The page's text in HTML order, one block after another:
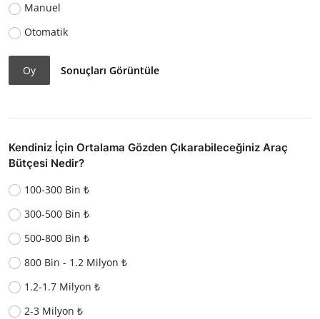
Manuel
Otomatik
Oy Sonuçları Görüntüle
Kendiniz İçin Ortalama Gözden Çıkarabileceğiniz Araç
Bütçesi Nedir?
100-300 Bin ₺
300-500 Bin ₺
500-800 Bin ₺
800 Bin - 1.2 Milyon ₺
1.2-1.7 Milyon ₺
2-3 Milyon ₺